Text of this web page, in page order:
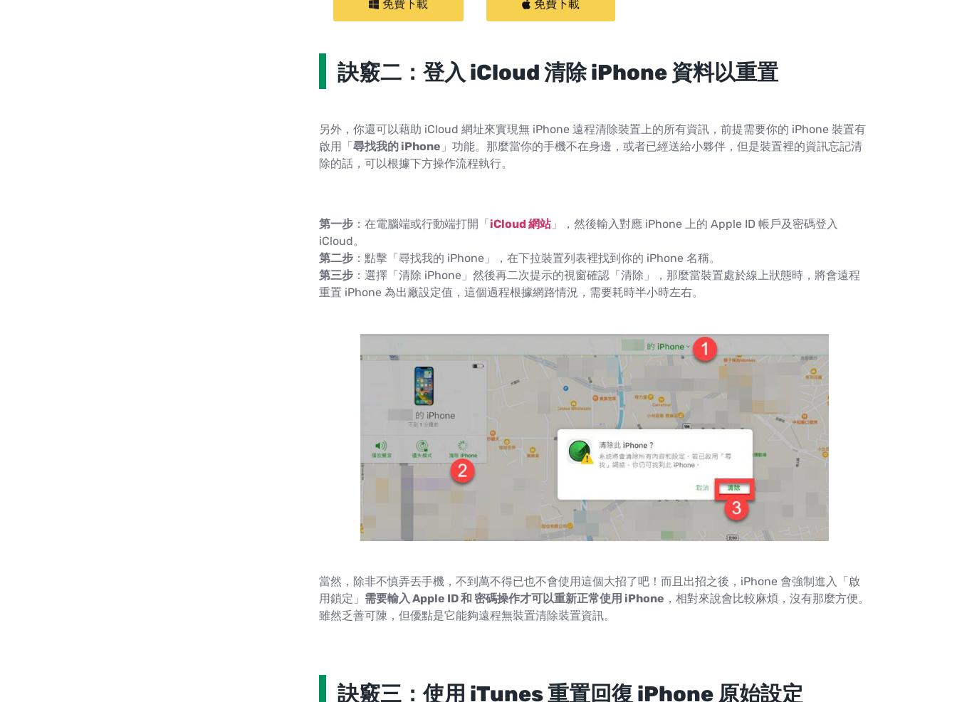
免費下載 免費下載
訣竅二：登入 iCloud 清除 iPhone 資料以重置
另外，你還可以藉助 iCloud 網址來實現無 iPhone 遠程清除裝置上的所有資訊，前提需要你的 iPhone 裝置有
啟用「尋找我的 iPhone 」功能。那麼當你的手機不在身邊，或者已經送給小夥伴，但是裝置裡的資訊忘記清
除的話，可以根據下方操作流程執行。
第一步：在電腦端或行動端打開「iCloud 網站」，然後輸入對應 iPhone 上的 Apple ID 帳戶及密碼登入
iCloud。
第二步：點擊「尋找我的 iPhone」，在下拉裝置列表裡找到你的 iPhone 名稱。
第三步：選擇「清除 iPhone」然後再二次提示的視窗確認「清除」，那麼當裝置處於線上狀態時，將會遠程
重置 iPhone 為出廠設定值，這個過程根據網路情況，需要耗時半小時左右。
當然，除非不慎弄丟手機，不到萬不得已也不會使用這個大招了吧！而且出招之後，iPhone 會強制進入「啟
用鎖定」 需要輸入 Apple ID 和 密碼操作才可以重新正常使用 iPhone ，相對來說會比較麻煩，沒有那麼方便。
雖然乏善可陳，但優點是它能夠遠程無裝置清除裝置資訊。
訣竅三：使用 iTunes 重置回復 iPhone 原始設定